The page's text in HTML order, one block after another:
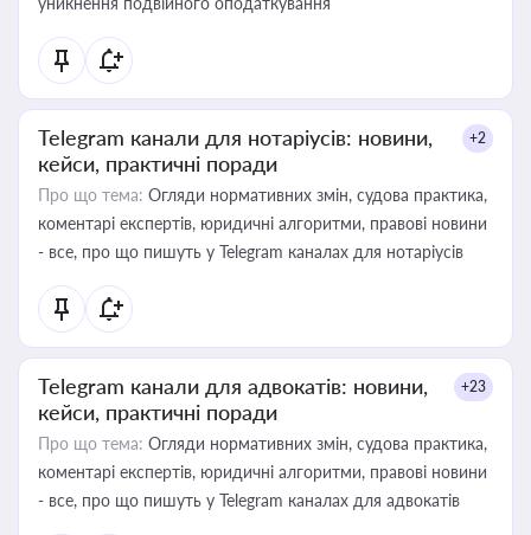
Telegram канали для нотаріусів: новини,
кейси, практичні поради
+2
Про що тема: Огляди нормативних змін, судова практика,
коментарі експертів, юридичні алгоритми, правові новини
- все, про що пишуть у Telegram каналах для нотаріусів
Telegram канали для адвокатів: новини,
кейси, практичні поради
+23
Про що тема: Огляди нормативних змін, судова практика,
коментарі експертів, юридичні алгоритми, правові новини
- все, про що пишуть у Telegram каналах для адвокатів